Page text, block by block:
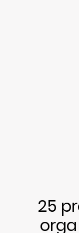
25